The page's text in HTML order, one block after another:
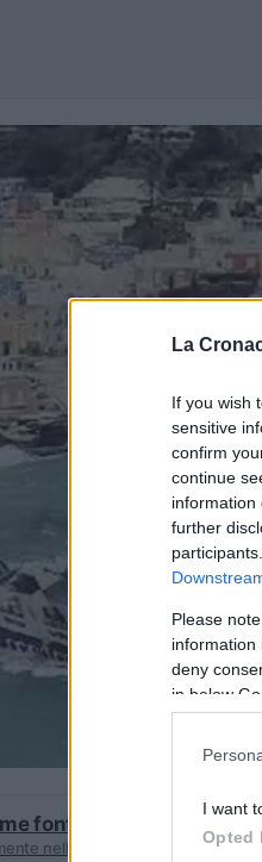
La
If you wish
sensitive
confirm
continue
information
further
Please
information
deny
in below
I want
Opted
fonte preferita su Google
nelle notizie consigliate